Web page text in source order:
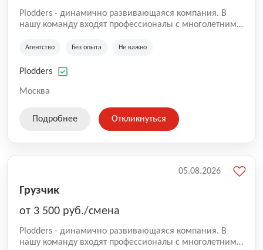
Plodders - динамично развивающаяся компания. В
нашу команду входят профессионалы с многолетним
на рынке аутсорсинга, а накопленный опыт позволяют
оказываемых услуг.
Агентство Без опыта Не важно
Plodders
Москва
Подробнее Откликнуться
Грузчик
от 3 500 руб./смена
Plodders - динамично развивающаяся компания. В
нашу команду входят профессионалы с многолетним
05.08.2026